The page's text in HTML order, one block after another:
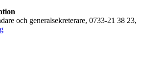
och generalsekreterare, 0733-21 38 23,